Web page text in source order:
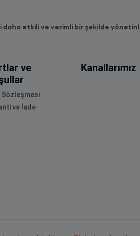
daha etkili ve verimli bir şekilde yönetin!
ve
Sözleşmesi
ve İade
Kanallarımız